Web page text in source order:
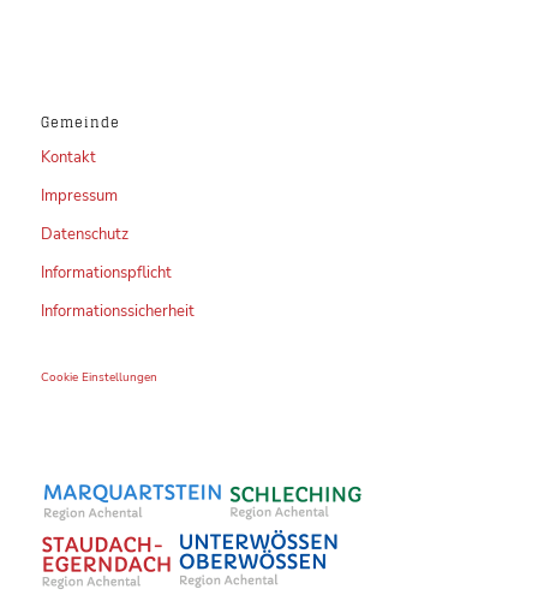
Gemeinde
Kontakt
Impressum
Datenschutz
Informationspflicht
Informationssicherheit
Cookie Einstellungen